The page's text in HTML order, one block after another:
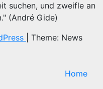
suchen, und zweifle an
(André Gide)
Theme: News
Home